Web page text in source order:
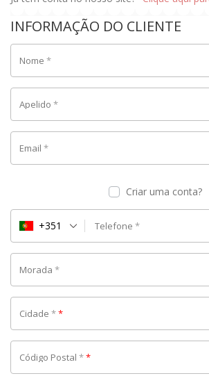
INFORMAÇÃO DO CLIENTE
Nome *
Apelido *
Email *
Criar uma conta?
Telefone *
+351
Morada *
Cidade **
Código Postal **